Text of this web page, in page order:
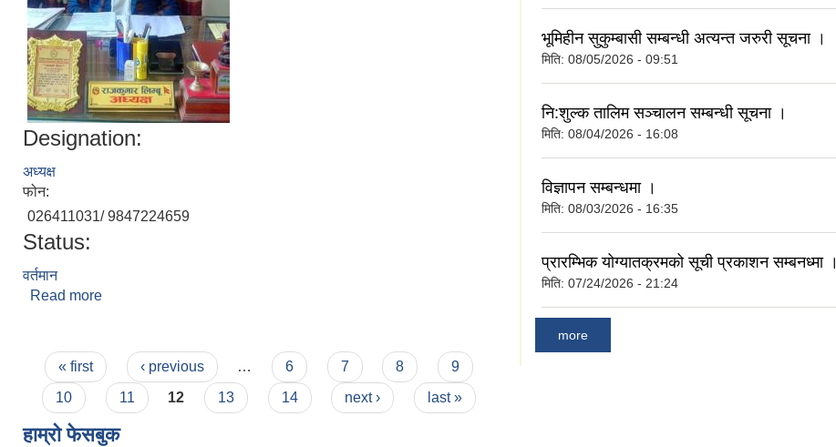
Designation:
अध्यक्ष
फोन:
026411031/ 9847224659
Status:
वर्तमान
Read more
Pages
« first ‹ previous … 6 7 8
9
10
11 12 13 14 next › last »
हाम्राे फेसबुक
भूमिहीन सुकुम्बासी सम्बन्धी अत्यन्त जरुरी सूचना ।
मिति: 08/05/2026 - 09:51
नि:शुल्क तालिम सञ्चालन सम्बन्धी सूचना ।
मिति: 08/04/2026 - 16:08
विज्ञापन सम्बन्धमा ।
मिति: 08/03/2026 - 16:35
प्रारम्भिक योग्यातक्रमको सूची प्रकाशन सम्बनध्मा ।
मिति: 07/24/2026 - 21:24
more